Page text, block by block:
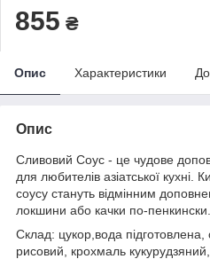
855 ₴
Опис Характеристики
Опис
Сливовий Соус - це чудове
для любителів азіатської кухні.
соусу стануть відмінним
локшини або качки по-пенкински.
Склад: цукор,вода
рисовий, крохмаль